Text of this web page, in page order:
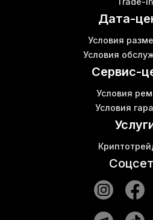
Купить роутер wifi в интернет
Купить аппарат для майнинга
Дата-
Условия
Условия
Сервис-
Условия
Условия